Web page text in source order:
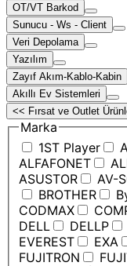
OT/VT Barkod
Sunucu - Ws - Client
Veri Depolama
Yazılım
Zayıf Akım-Kablo-Kabin
Akıllı Ev Sistemleri
<< Fırsat ve Outlet
Marka
1ST Player
ALFAFONET
ASUSTOR
AV-
BROTHER
CODMAX
DELL
DELLP
EVEREST
EXA
FUJITRON